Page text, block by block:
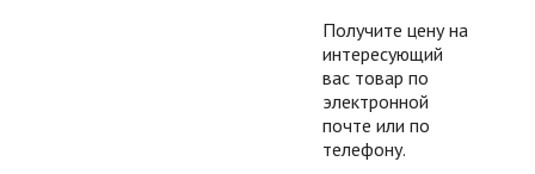
Получите цену на
интересующий
вас товар по
электронной
почте или по
телефону.